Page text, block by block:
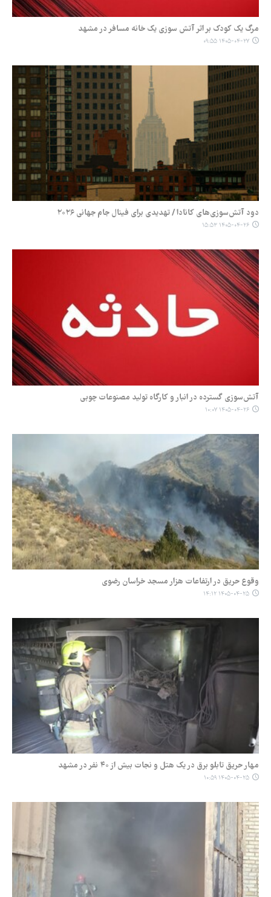
مرگ یک کودک بر اثر آتش سوزی یک خانه مسافر در مشهد
۱۴۰۵-۰۴-۲۷ ۰۹:۵۵
دود آتش‌سوزی‌های کانادا / تهدیدی برای فینال جام جهانی ۲۰۲۶
۱۴۰۵-۰۴-۲۶ ۱۵:۵۳
آتش‌سوزی گسترده در انبار و کارگاه تولید مصنوعات چوبی
۱۴۰۵-۰۴-۲۶ ۱۰:۰۷
وقوع حریق در ارتفاعات هزار مسجد خراسان رضوی
۱۴۰۵-۰۴-۲۵ ۱۴:۱۲
مهار حریق تابلو برق در یک هتل و نجات بیش از ۴۰ نفر در مشهد
۱۴۰۵-۰۴-۲۵ ۱۰:۵۹